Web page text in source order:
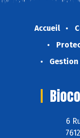
Accueil
6